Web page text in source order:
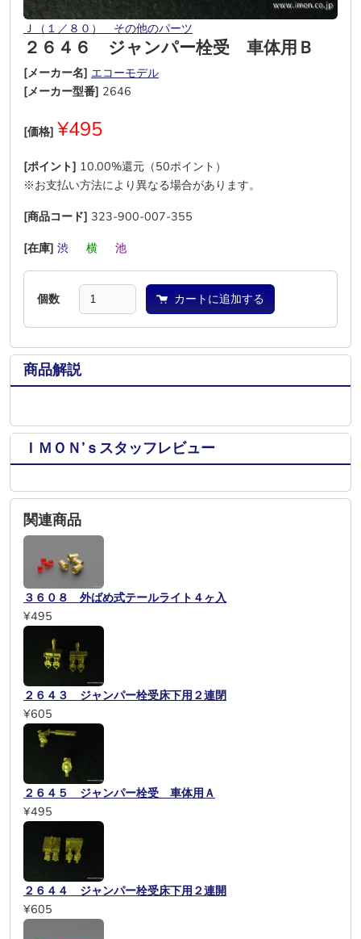
Ｊ（１／８０） その他のパーツ
２６４６ ジャンパー栓受 車体用Ｂ
[メーカー名] エコーモデル
[メーカー型番] 2646
[価格] ¥495
[ポイント] 10.00%還元（50ポイント）
※お支払い方法により異なる場合があります。
[商品コード] 323-900-007-355
[在庫] 渋 横 池
個数 カートに追加する
商品解説
ＩＭＯＮ’ｓスタッフレビュー
関連商品
３６０８ 外ばめ式テールライト４ヶ入
¥495
２６４３ ジャンパー栓受床下用２連閉
¥605
２６４５ ジャンパー栓受 車体用Ａ
¥495
２６４４ ジャンパー栓受床下用２連開
¥605